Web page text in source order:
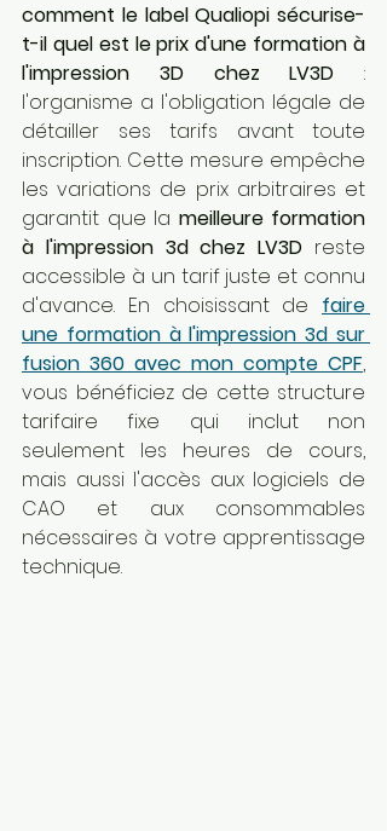
comment le label Qualiopi sécurise-
t-il quel est le prix d'une formation à
l'impression 3D chez LV3D :
l'organisme a l'obligation légale de
détailler ses tarifs avant toute
inscription. Cette mesure empêche
les variations de prix arbitraires et
garantit que la meilleure formation
à l'impression 3d chez LV3D reste
accessible à un tarif juste et connu
d'avance. En choisissant de faire
une formation à l'impression 3d sur
fusion 360 avec mon compte CPF,
vous bénéficiez de cette structure
tarifaire fixe qui inclut non
seulement les heures de cours,
mais aussi l'accès aux logiciels de
CAO et aux consommables
nécessaires à votre apprentissage
technique.